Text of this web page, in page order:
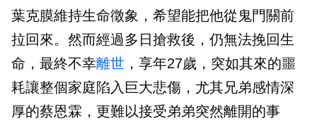
葉克膜維持生命徵象，希望能把他從鬼門關前
拉回來。然而經過多日搶救後，仍無法挽回生
命，最終不幸離世 ，享年27歲，突如其來的噩
耗讓整個家庭陷入巨大悲傷，尤其兄弟感情深
厚的蔡恩霖，更難以接受弟弟突然離開的事